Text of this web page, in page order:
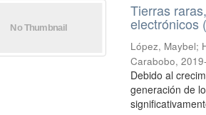
Tierras
electrónicos
López, Maybel;
Carabobo,
Debido al
generación de